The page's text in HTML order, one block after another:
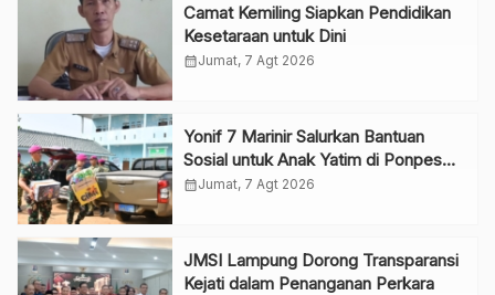
Camat Kemiling Siapkan Pendidikan
Kesetaraan untuk Dini
calendar_monthJumat, 7 Agt 2026
Yonif 7 Marinir Salurkan Bantuan
Sosial untuk Anak Yatim di Ponpes
Nurul Huda
calendar_monthJumat, 7 Agt 2026
JMSI Lampung Dorong Transparansi
Kejati dalam Penanganan Perkara